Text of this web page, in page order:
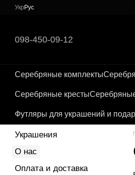
Перейти к основному контенту
Укр Рус
098-450-09-12
Серебряные комплекты
Серебряные кресты
Футляры для украшений и
Украшения
О нас
Оплата и доставка